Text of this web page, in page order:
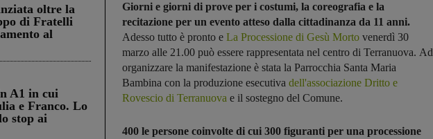
oltre la
di Fratelli
al
A1 in cui
e Franco. Lo
stop ai
Giorni e giorni di prove per i costumi, la coreografia e la
recitazione per un evento atteso dalla cittadinanza da 11 anni.
Adesso tutto è pronto e La Processione di Gesù Morto venerdì 30
marzo alle 21.00 può essere rappresentata nel centro di Terranuova. Ad
organizzare la manifestazione è stata la Parrocchia Santa Maria
Bambina con la produzione esecutiva dell'associazione Dritto e
Rovescio di Terranuova e il sostegno del Comune.
400 le persone coinvolte di cui 300 figuranti per una processione